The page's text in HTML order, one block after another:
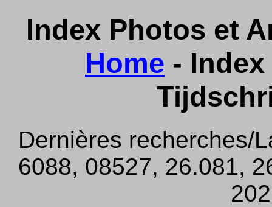
Index Photos et
Home -
Dernières recherches/
6088, 08527, 26.081,